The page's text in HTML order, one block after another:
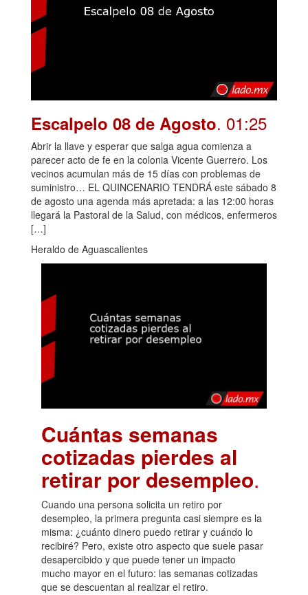
Escalpelo 08 de Agosto. 01:25
Abrir la llave y esperar que salga agua comienza a
parecer acto de fe en la colonia Vicente Guerrero. Los
vecinos acumulan más de 15 días con problemas de
suministro… EL QUINCENARIO TENDRÁ este sábado 8
de agosto una agenda más apretada: a las 12:00 horas
llegará la Pastoral de la Salud, con médicos, enfermeros
[…]
Heraldo de Aguascalientes
Cuántas semanas
cotizadas pierdes al
retirar por desempleo.
Cuando una persona solicita un retiro por
desempleo, la primera pregunta casi siempre es la
misma: ¿cuánto dinero puedo retirar y cuándo lo
recibiré? Pero, existe otro aspecto que suele pasar
desapercibido y que puede tener un impacto
mucho mayor en el futuro: las semanas cotizadas
que se descuentan al realizar el retiro.